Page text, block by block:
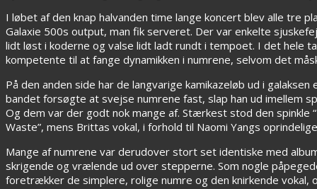
I løbet af den knap halvanden time lange koncert blev alle tre
Galaxie 500s output, man fik serveret. Der var enkelte
lidt løst i koderne og valse lidt ladt rundt i tempoet. I det hele
kompetente til at fange dynamikken i numrene, selvom det
På den anden side har de langvarige kamikazeløb ud i
bandet forsøgte at svejse numrene fast, slap han ud imellem
Og dem var der godt nok mange af. Stærkest stod den spinkle
Waste”, mens Brittas vokal, i forhold til Naomi Yangs
Mange af numrene var derudover stort set identiske med
skrigende og vrælende ud over stepperne. Som nogle
foretrækker de simplere, rolige numre og den knirkende